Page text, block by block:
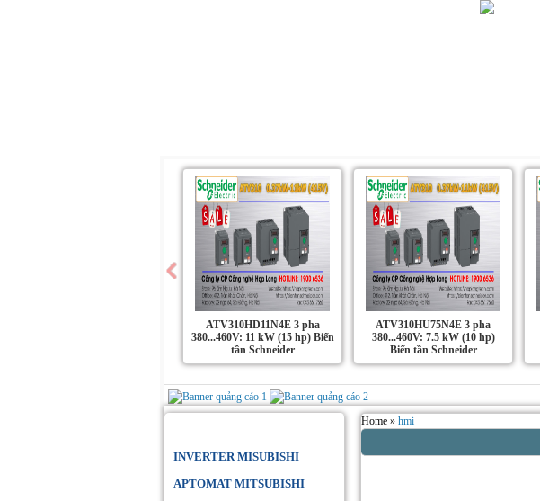
ATV310HD11N4E 3 pha
380...460V: 11 kW (15 hp) Biến
tần Schneider
ATV310HU75N4E 3 pha
380...460V: 7.5 kW (10 hp)
Biến tần Schneider
Home » hmi
INVERTER MISUBISHI
APTOMAT MITSUBISHI